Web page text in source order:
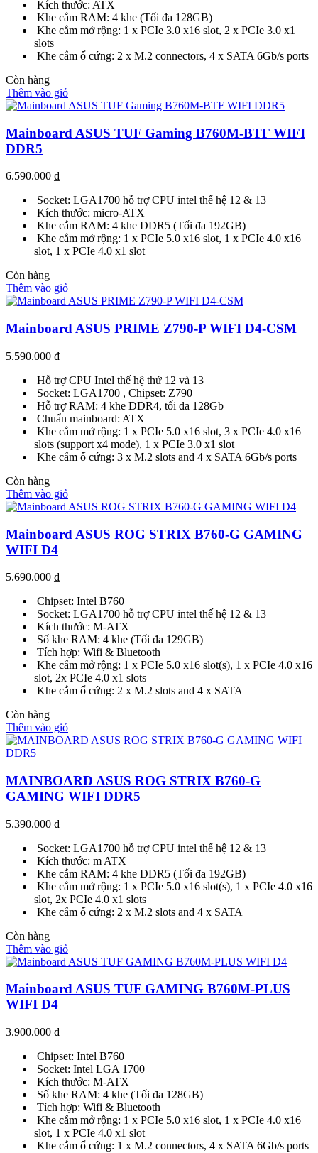
Kích thước: ATX
Khe cắm RAM: 4 khe (Tối đa 128GB)
Khe cắm mở rộng: 1 x PCIe 3.0 x16 slot, 2 x PCIe 3.0 x1
slots
Khe cắm ổ cứng: 2 x M.2 connectors, 4 x SATA 6Gb/s ports
Còn hàng
Thêm vào giỏ
Mainboard ASUS TUF Gaming B760M-BTF WIFI
DDR5
6.590.000 ₫
Socket: LGA1700 hỗ trợ CPU intel thế hệ 12 & 13
Kích thước: micro-ATX
Khe cắm RAM: 4 khe DDR5 (Tối đa 192GB)
Khe cắm mở rộng: 1 x PCIe 5.0 x16 slot, 1 x PCIe 4.0 x16
slot, 1 x PCIe 4.0 x1 slot
Còn hàng
Thêm vào giỏ
Mainboard ASUS PRIME Z790-P WIFI D4-CSM
5.590.000 ₫
Hỗ trợ CPU Intel thế hệ thứ 12 và 13
Socket: LGA1700 , Chipset: Z790
Hỗ trợ RAM: 4 khe DDR4, tối đa 128Gb
Chuẩn mainboard: ATX
Khe cắm mở rộng: 1 x PCIe 5.0 x16 slot, 3 x PCIe 4.0 x16
slots (support x4 mode), 1 x PCIe 3.0 x1 slot
Khe cắm ổ cứng: 3 x M.2 slots and 4 x SATA 6Gb/s ports
Còn hàng
Thêm vào giỏ
Mainboard ASUS ROG STRIX B760-G GAMING
WIFI D4
5.690.000 ₫
Chipset: Intel B760
Socket: LGA1700 hỗ trợ CPU intel thế hệ 12 & 13
Kích thước: M-ATX
Số khe RAM: 4 khe (Tối đa 129GB)
Tích hợp: Wifi & Bluetooth
Khe cắm mở rộng: 1 x PCIe 5.0 x16 slot(s), 1 x PCIe 4.0 x16
slot, 2x PCIe 4.0 x1 slots
Khe cắm ổ cứng: 2 x M.2 slots and 4 x SATA
Còn hàng
Thêm vào giỏ
MAINBOARD ASUS ROG STRIX B760-G
GAMING WIFI DDR5
5.390.000 ₫
Socket: LGA1700 hỗ trợ CPU intel thế hệ 12 & 13
Kích thước: m ATX
Khe cắm RAM: 4 khe DDR5 (Tối đa 192GB)
Khe cắm mở rộng: 1 x PCIe 5.0 x16 slot(s), 1 x PCIe 4.0 x16
slot, 2x PCIe 4.0 x1 slots
Khe cắm ổ cứng: 2 x M.2 slots and 4 x SATA
Còn hàng
Thêm vào giỏ
Mainboard ASUS TUF GAMING B760M-PLUS
WIFI D4
3.900.000 ₫
Chipset: Intel B760
Socket: Intel LGA 1700
Kích thước: M-ATX
Số khe RAM: 4 khe (Tối đa 128GB)
Tích hợp: Wifi & Bluetooth
Khe cắm mở rộng: 1 x PCIe 5.0 x16 slot, 1 x PCIe 4.0 x16
slot, 1 x PCIe 4.0 x1 slot
Khe cắm ổ cứng: 1 x M.2 connectors, 4 x SATA 6Gb/s ports